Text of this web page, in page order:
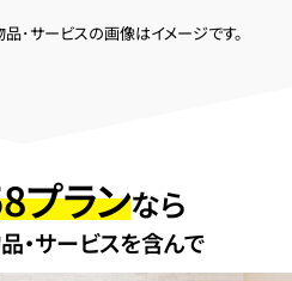
･サービスの画像はイメージです。
プランなら
・サービスを含んで